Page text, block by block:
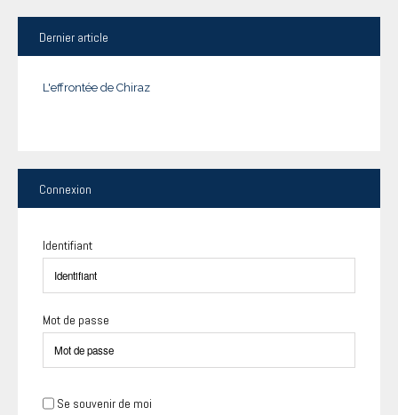
Dernier article
L'effrontée de Chiraz
Connexion
Identifiant
Mot de passe
Se souvenir de moi